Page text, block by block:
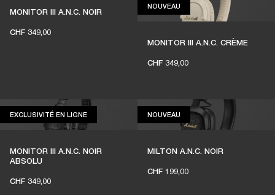
MONITOR III A.N.C. NOIR
CHF 349,00
NOUVEAU NOUVEAU
MONITOR III A.N.C. CRÈME
CHF 349,00
DES ÉCOUTEURS POUR QUE
VIVE LA MUSIQUE LIVE
est reversé aux salles de concert
indépendantes
REJOIGNEZ AMPLIFY
EXCLUSIVITÉ EN LIGNEEXCLUSIVITÉ EN LIGNE
MONITOR III A.N.C. NOIR
ABSOLU
CHF 349,00
NOUVEAU NOUVEAU
MILTON A.N.C. NOIR
CHF 199,00